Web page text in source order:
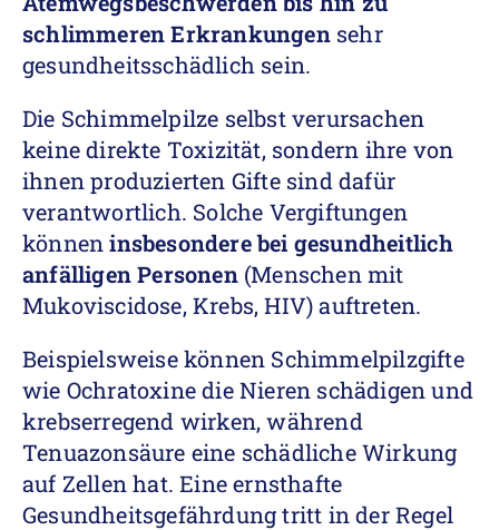
schlimmeren Erkrankungensehr
gesundheitsschädlich sein.
Die Schimmelpilze selbst verursachen
keine direkte Toxizität, sondern ihre von
ihnen produzierten Gifte sind dafür
verantwortlich. Solche Vergiftungen
könneninsbesondere bei gesundheitlich
anfälligen Personen(Menschen mit
Mukoviscidose, Krebs, HIV) auftreten.
Beispielsweise können Schimmelpilzgifte
wie Ochratoxine die Nieren schädigen und
krebserregend wirken, während
Tenuazonsäure eine schädliche Wirkung
auf Zellen hat. Eine ernsthafte
Gesundheitsgefährdung tritt in der Regel